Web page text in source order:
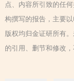
点、内容所引致的任
构撰写的报告，主要
版权均归金证研所有
的引用、删节和修改